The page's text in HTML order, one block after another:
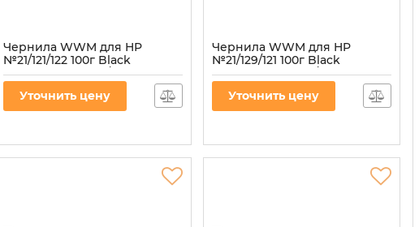
Чернила WWM для HP
№21/121/122 100г Black
пигментная (H30/BP-2)
Уточнить цену
Чернила WWM для HP
№21/129/121 100г Black
пигментная (H35/BP-2) для
СНПЧ
Артикул:H35/BP-2
Уточнить цену